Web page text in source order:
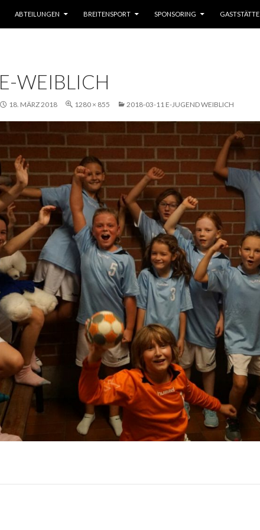
ABTEILUNGEN BREITENSPORT SPONSORING GASTSTÄTTE
E-WEIBLICH
18. MÄRZ 2018 1280 × 855 2018-03-11 E-JUGEND WEIBLICH